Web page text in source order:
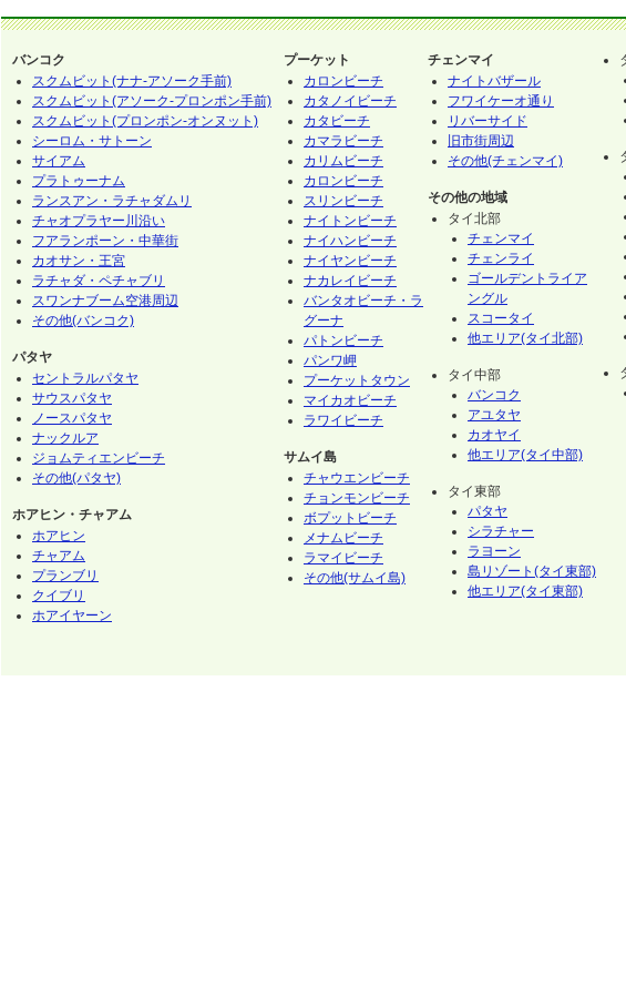
バンコク
スクムビット(ナナ-アソーク手前)
スクムビット(アソーク-プロンポン手前)
スクムビット(プロンポン-オンヌット)
シーロム・サトーン
サイアム
プラトゥーナム
ランスアン・ラチャダムリ
チャオプラヤー川沿い
フアランポーン・中華街
カオサン・王宮
ラチャダ・ペチャブリ
スワンナブーム空港周辺
その他(バンコク)
パタヤ
セントラルパタヤ
サウスパタヤ
ノースパタヤ
ナックルア
ジョムティエンビーチ
その他(パタヤ)
ホアヒン・チャアム
ホアヒン
チャアム
プランブリ
クイブリ
ホアイヤーン
プーケット
カロンビーチ
カタノイビーチ
カタビーチ
カマラビーチ
カリムビーチ
カロンビーチ
スリンビーチ
ナイトンビーチ
ナイハンビーチ
ナイヤンビーチ
ナカレイビーチ
バンタオビーチ・ラ
グーナ
パトンビーチ
パンワ岬
プーケットタウン
マイカオビーチ
ラワイビーチ
サムイ島
チャウエンビーチ
チョンモンビーチ
ボプットビーチ
メナムビーチ
ラマイビーチ
その他(サムイ島)
チェンマイ
ナイトバザール
フワイケーオ通り
リバーサイド
旧市街周辺
その他(チェンマイ)
その他の地域
タイ北部
チェンマイ
チェンライ
ゴールデントライア
ングル
スコータイ
他エリア(タイ北部)
タイ中部
バンコク
アユタヤ
カオヤイ
他エリア(タイ中部)
タイ東部
パタヤ
シラチャー
ラヨーン
島リゾート(タイ東部)
他エリア(タイ東部)